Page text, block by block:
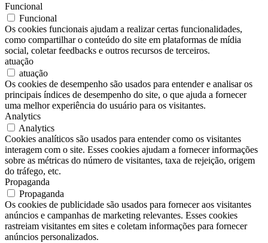
Funcional
Funcional
Os cookies funcionais ajudam a realizar certas funcionalidades,
como compartilhar o conteúdo do site em plataformas de mídia
social, coletar feedbacks e outros recursos de terceiros.
atuação
atuação
Os cookies de desempenho são usados para entender e analisar os
principais índices de desempenho do site, o que ajuda a fornecer
uma melhor experiência do usuário para os visitantes.
Analytics
Analytics
Cookies analíticos são usados para entender como os visitantes
interagem com o site. Esses cookies ajudam a fornecer informações
sobre as métricas do número de visitantes, taxa de rejeição, origem
do tráfego, etc.
Propaganda
Propaganda
Os cookies de publicidade são usados para fornecer aos visitantes
anúncios e campanhas de marketing relevantes. Esses cookies
rastreiam visitantes em sites e coletam informações para fornecer
anúncios personalizados.